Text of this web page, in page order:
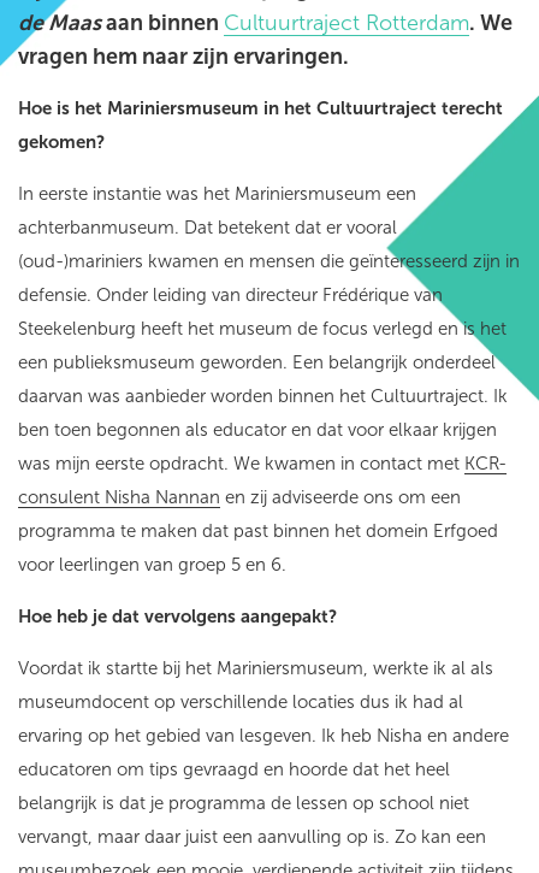
de Maasaan binnen Cultuurtraject Rotterdam. We
vragen hem naar zijn ervaringen.
Hoe is het Mariniersmuseum in het Cultuurtraject terecht
gekomen?
In eerste instantie was het Mariniersmuseum een
achterbanmuseum. Dat betekent dat er vooral
(oud-)mariniers kwamen en mensen die geïnteresseerd zijn in
defensie. Onder leiding van directeur Frédérique van
Steekelenburg heeft het museum de focus verlegd en is het
een publieksmuseum geworden. Een belangrijk onderdeel
daarvan was aanbieder worden binnen het Cultuurtraject. Ik
ben toen begonnen als educator en dat voor elkaar krijgen
was mijn eerste opdracht. We kwamen in contact met KCR-
consulent Nisha Nannan en zij adviseerde ons om een
programma te maken dat past binnen het domein Erfgoed
voor leerlingen van groep 5 en 6.
Hoe heb je dat vervolgens aangepakt?
Voordat ik startte bij het Mariniersmuseum, werkte ik al als
museumdocent op verschillende locaties dus ik had al
ervaring op het gebied van lesgeven. Ik heb Nisha en andere
educatoren om tips gevraagd en hoorde dat het heel
belangrijk is dat je programma de lessen op school niet
vervangt, maar daar juist een aanvulling op is. Zo kan een